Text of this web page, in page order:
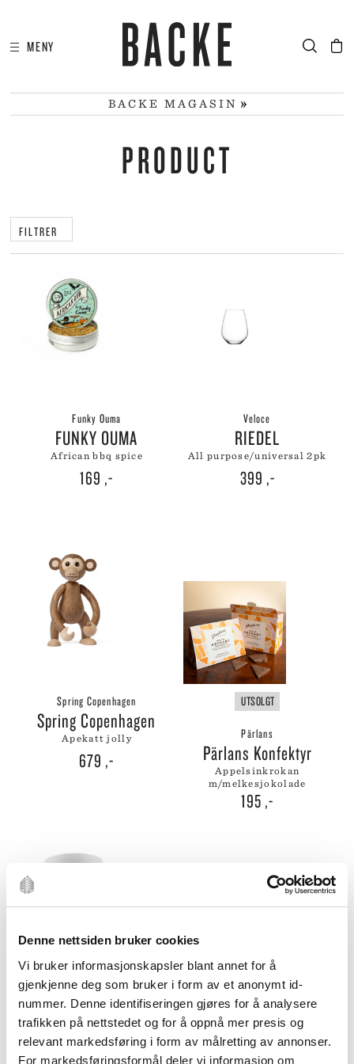
Denne nettsiden bruker cookies
Vi bruker informasjonskapsler blant annet for å
gjenkjenne deg som bruker i form av et anonymt id-
nummer. Denne identifiseringen gjøres for å analysere
trafikken på nettstedet og for å oppnå mer presis og
relevant markedsføring i form av målretting av annonser.
For markedsføringsformål deler vi informasjon om
MENY
BACKE MAGASIN
PRODUCT
FILTRER
Funky Ouma
FUNKY OUMA
african bbq spice
169 ,-
Veloce
RIEDEL
all purpose/universal 2pk
399 ,-
Spring Copenhagen
Spring Copenhagen
apekatt jolly
679 ,-
UTSOLGT
Pärlans
Pärlans Konfektyr
appelsinkrokan
m/melkesjokolade
195 ,-
Suomi Hvit
ROSENTHAL
aromakopp m/skål 52cl
969,-
UTSOLGT
Staub